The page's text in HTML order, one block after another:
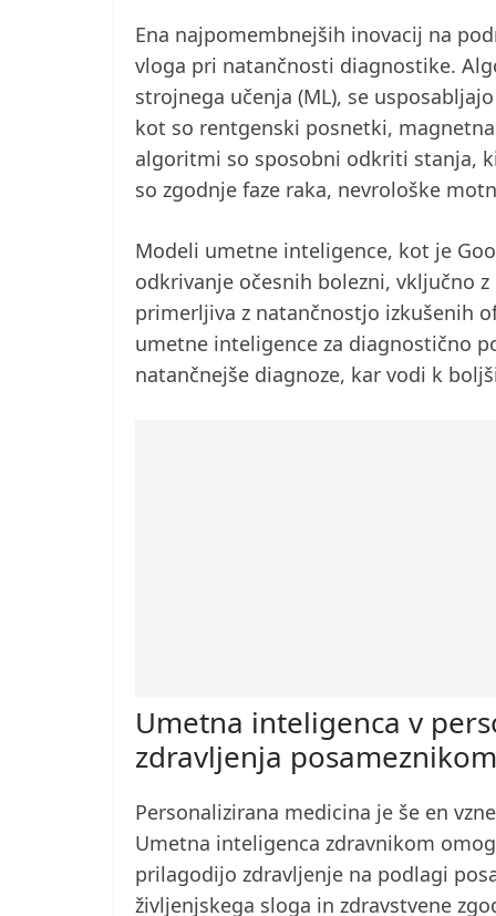
Ena najpomembnejših inovacij na
vloga pri natančnosti diagnostike.
strojnega učenja (ML), se
kot so rentgenski posnetki,
algoritmi so sposobni odkriti stanja,
so zgodnje faze raka, nevrološke
Modeli umetne inteligence, kot je
odkrivanje očesnih bolezni, vključno
primerljiva z natančnostjo izkušenih
umetne inteligence za diagnostično
natančnejše diagnoze, kar vodi k
Umetna inteligenca v
zdravljenja posameznikom
Personalizirana medicina je še en
Umetna inteligenca zdravnikom
prilagodijo zdravljenje na podlagi
življenjskega sloga in zdravstvene